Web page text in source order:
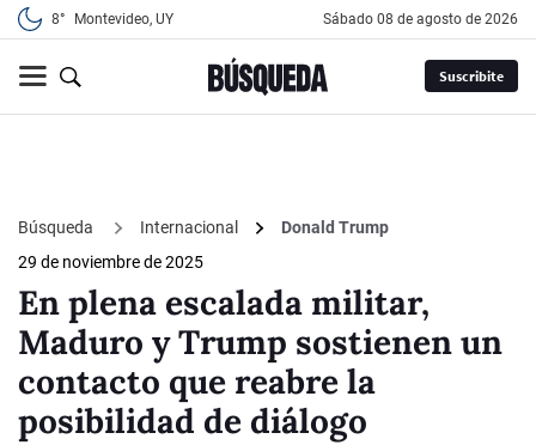
8° Montevideo, UY sábado 08 de agosto de 2026
Suscribite
Búsqueda Internacional
Donald Trump
29 de noviembre de 2025
En plena escalada militar,
Maduro y Trump sostienen un
contacto que reabre la
posibilidad de diálogo